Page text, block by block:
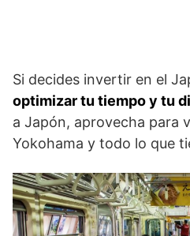
Si decides invertir en el
optimizar tu tiempo y tu
a Japón, aprovecha para
Yokohama y todo lo que